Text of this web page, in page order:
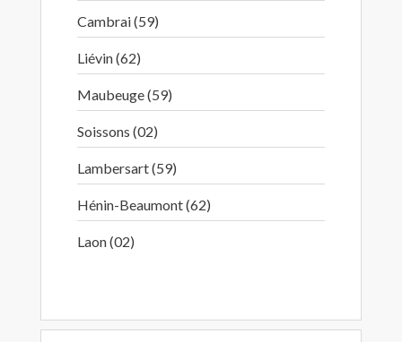
Cambrai (59)
Liévin (62)
Maubeuge (59)
Soissons (02)
Lambersart (59)
Hénin-Beaumont (62)
Laon (02)